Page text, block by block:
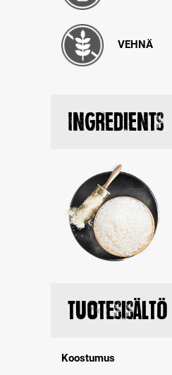
VEHNÄ
Ingredients
Tuotesisältö
Koostumus